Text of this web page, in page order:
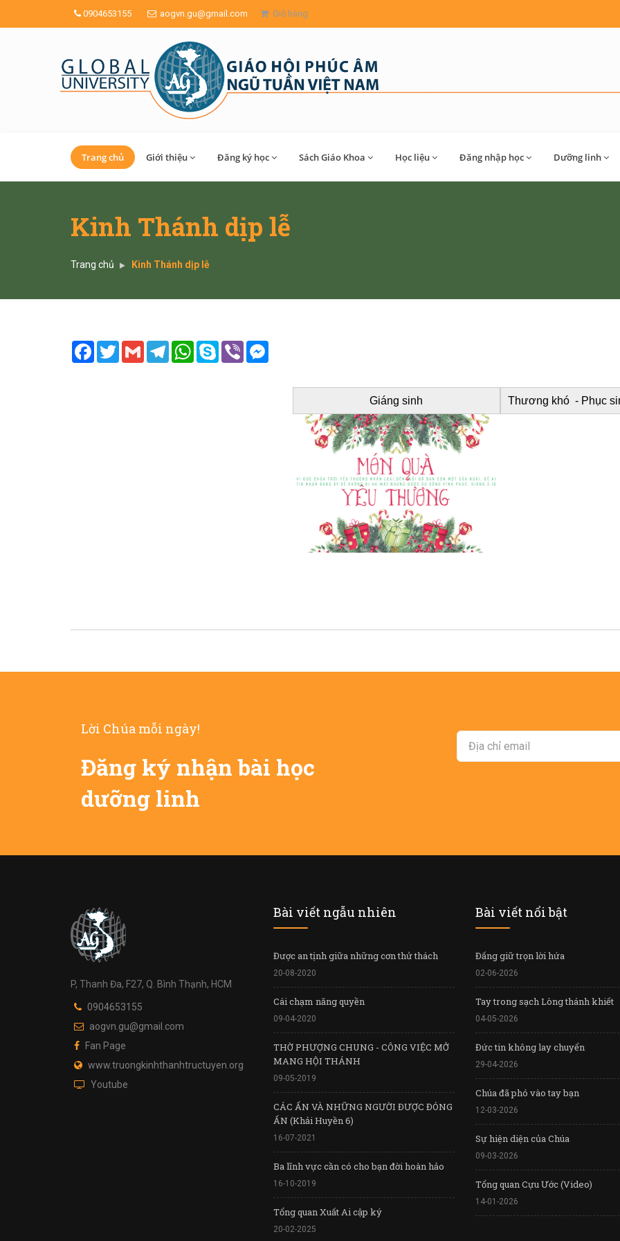
0904653155 aogvn.gu@gmail.com Giỏ hàng
Trang chủ Giới thiệu Đăng ký học Sách Giáo Khoa Học liệu Đăng nhập học Dưỡng linh
Kinh Thánh dịp lễ
Trang chủ Kinh Thánh dịp lễ
Facebook
TwitterGmail TelegramWhatsApp
Skype Viber
Giáng sinh Thương khó - Phục
Lời Chúa mỗi ngày!
Đăng ký nhận bài học
dưỡng linh
P, Thanh Đa, F27, Q. Bình Thạnh, HCM
0904653155
aogvn.gu@gmail.com
Fan Page
www.truongkinhthanhtructuyen.org
Youtube
Bài viết ngẫu nhiên
Được an tịnh giữa những cơn thử thách
20-08-2020
Cái chạm năng quyền
09-04-2020
THỜ PHƯỢNG CHUNG - CÔNG VIỆC MỞ
MANG HỘI THÁNH
09-05-2019
CÁC ẤN VÀ NHỮNG NGƯỜI ĐƯỢC ĐÓNG
ẤN (Khải Huyền 6)
16-07-2021
Ba lĩnh vực cần có cho bạn đời hoàn hảo
16-10-2019
Tổng quan Xuất Ai cập ký
20-02-2025
Bài viết nổi bật
Đấng giữ trọn lời hứa
02-06-2026
Tay trong sạch Lòng thánh khiết
04-05-2026
Đức tin không lay chuyển
29-04-2026
Chúa đã phó vào tay bạn
12-03-2026
Sự hiện diện của Chúa
09-03-2026
Tổng quan Cựu Ước (Video)
14-01-2026